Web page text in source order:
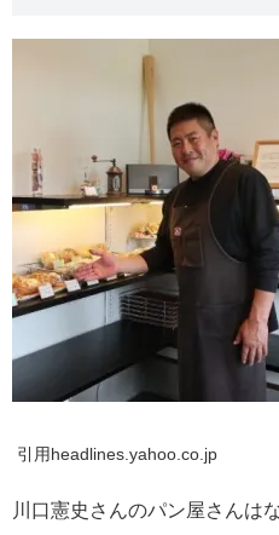
引用headlines.yahoo.co.jp
川口憲史さんのパン屋さんは